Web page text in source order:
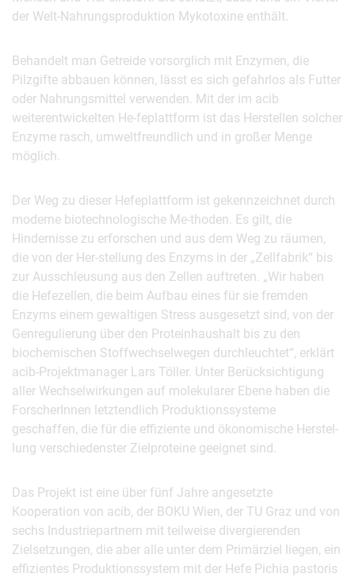
der Welt-Nahrungsproduktion Mykotoxine enthält.
Behandelt man Getreide vorsorglich mit Enzymen, die
Pilzgifte abbauen können, lässt es sich gefahrlos als Futter
oder Nahrungsmittel verwenden. Mit der im acib
weiterentwickelten He-feplattform ist das Herstellen solcher
Enzyme rasch, umweltfreundlich und in großer Menge
möglich.
Der Weg zu dieser Hefeplattform ist gekennzeichnet durch
moderne biotechnologische Me-thoden. Es gilt, die
Hindernisse zu erforschen und aus dem Weg zu räumen,
die von der Her-stellung des Enzyms in der „Zellfabrik“ bis
zur Ausschleusung aus den Zellen auftreten. „Wir haben
die Hefezellen, die beim Aufbau eines für sie fremden
Enzyms einem gewaltigen Stress ausgesetzt sind, von der
Genregulierung über den Proteinhaushalt bis zu den
biochemischen Stoffwechselwegen durchleuchtet“, erklärt
acib-Projektmanager Lars Töller. Unter Berücksichtigung
aller Wechselwirkungen auf molekularer Ebene haben die
ForscherInnen letztendlich Produktionssysteme
geschaffen, die für die effiziente und ökonomische Herstel-
lung verschiedenster Zielproteine geeignet sind.
Das Projekt ist eine über fünf Jahre angesetzte
Kooperation von acib, der BOKU Wien, der TU Graz und von
sechs Industriepartnern mit teilweise divergierenden
Zielsetzungen, die aber alle unter dem Primärziel liegen, ein
effizientes Produktionssystem mit der Hefe Pichia pastoris